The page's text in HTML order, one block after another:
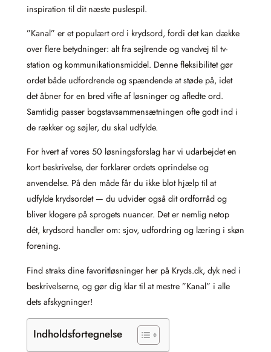
inspiration til dit næste puslespil.
”Kanal” er et populært ord i krydsord, fordi det kan dække
over flere betydninger: alt fra sejlrende og vandvej til tv-
station og kommunikationsmiddel. Denne fleksibilitet gør
ordet både udfordrende og spændende at støde på, idet
det åbner for en bred vifte af løsninger og afledte ord.
Samtidig passer bogstavsammensætningen ofte godt ind i
de rækker og søjler, du skal udfylde.
For hvert af vores 50 løsningsforslag har vi udarbejdet en
kort beskrivelse, der forklarer ordets oprindelse og
anvendelse. På den måde får du ikke blot hjælp til at
udfylde krydsordet — du udvider også dit ordforråd og
bliver klogere på sprogets nuancer. Det er nemlig netop
dét, krydsord handler om: sjov, udfordring og læring i skøn
forening.
Find straks dine favoritløsninger her på Kryds.dk, dyk ned i
beskrivelserne, og gør dig klar til at mestre ”Kanal” i alle
dets afskygninger!
Indholdsfortegnelse